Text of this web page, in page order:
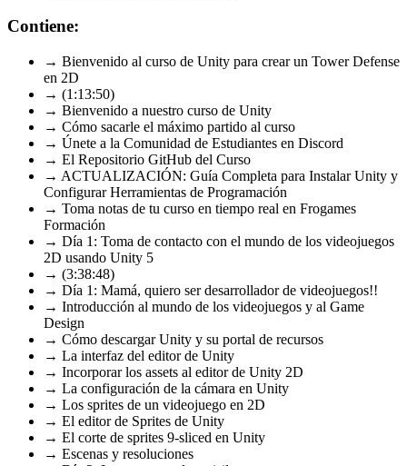
Contiene:
→ Bienvenido al curso de Unity para crear un Tower Defense
en 2D
→ (1:13:50)
→ Bienvenido a nuestro curso de Unity
→ Cómo sacarle el máximo partido al curso
→ Únete a la Comunidad de Estudiantes en Discord
→ El Repositorio GitHub del Curso
→ ACTUALIZACIÓN: Guía Completa para Instalar Unity y
Configurar Herramientas de Programación
→ Toma notas de tu curso en tiempo real en Frogames
Formación
→ Día 1: Toma de contacto con el mundo de los videojuegos
2D usando Unity 5
→ (3:38:48)
→ Día 1: Mamá, quiero ser desarrollador de videojuegos!!
→ Introducción al mundo de los videojuegos y al Game
Design
→ Cómo descargar Unity y su portal de recursos
→ La interfaz del editor de Unity
→ Incorporar los assets al editor de Unity 2D
→ La configuración de la cámara en Unity
→ Los sprites de un videojuego en 2D
→ El editor de Sprites de Unity
→ El corte de sprites 9-sliced en Unity
→ Escenas y resoluciones